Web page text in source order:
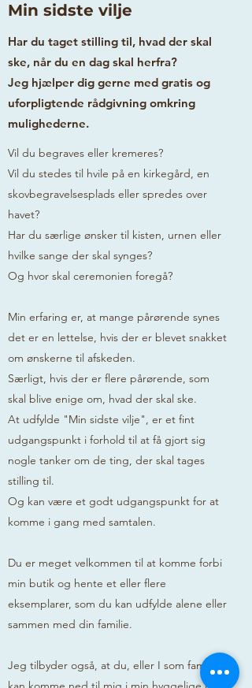
Min sidste vilje
Har du taget stilling til, hvad der skal
ske, når du en dag skal herfra?
Jeg hjælper dig gerne med gratis og
uforpligtende rådgivning omkring
mulighederne.
Vil du begraves eller kremeres?
Vil du stedes til hvile på en kirkegård, en
skovbegravelsesplads eller spredes over
havet?
Har du særlige ønsker til kisten, urnen eller
hvilke sange der skal synges?
Og hvor skal ceremonien foregå?
Min erfaring er, at mange pårørende synes
det er en lettelse, hvis der er blevet snakket
om ønskerne til afskeden.
Særligt, hvis der er flere pårørende, som
skal blive enige om, hvad der skal ske.
At udfylde "Min sidste vilje", er et fint
udgangspunkt i forhold til at få gjort sig
nogle tanker om de ting, der skal tages
stilling til.
Og kan være et godt udgangspunkt for at
komme i gang med samtalen.
Du er meget velkommen til at komme forbi
min butik og hente et eller flere
eksemplarer, som du kan udfylde alene eller
sammen med din familie.
Jeg tilbyder også, at du, eller I som familie,